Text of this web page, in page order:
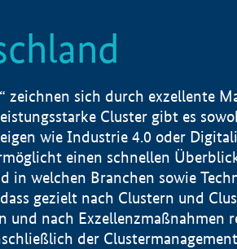
sich durch exzellente
Cluster gibt es
wie Industrie 4.0 oder
einen schnellen
welchen Branchen sowie
gezielt nach Clustern und
nach Exzellenzmaßnahmen
der